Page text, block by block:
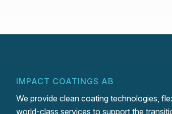
IMPACT COATINGS AB
We provide clean coating technologies,
world-class services to support the